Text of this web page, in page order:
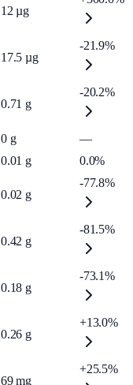
12 µg
17.5 µg
-21.9%
0.71 g
-20.2%
0 g
—
0.01 g 0.0%
0.02 g
-77.8%
0.42 g
-81.5%
0.18 g
-73.1%
0.26 g
+13.0%
69 mg
+25.5%